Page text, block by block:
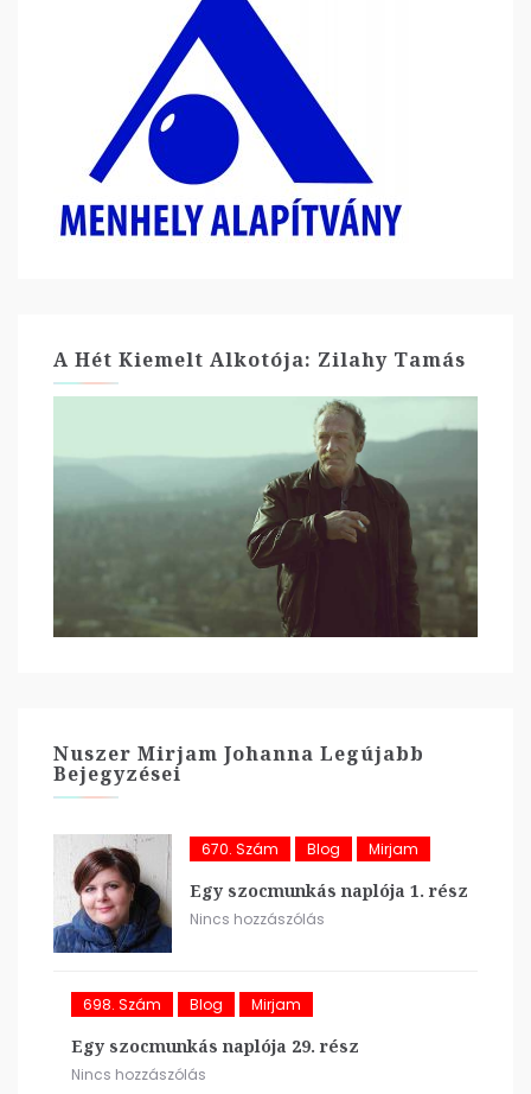
A Hét Kiemelt Alkotója: Zilahy Tamás
Nuszer Mirjam Johanna Legújabb
Bejegyzései
670. Szám Blog Mirjam
Egy szocmunkás naplója 1. rész
Nincs hozzászólás
698. Szám Blog Mirjam
Egy szocmunkás naplója 29. rész
Nincs hozzászólás